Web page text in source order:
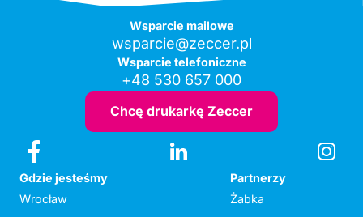
Wsparcie mailowe
wsparcie@zeccer.pl
Wsparcie telefoniczne
+48 530 657 000
Chcę drukarkę Zeccer
Gdzie jesteśmy
Wrocław
Partnerzy
Żabka